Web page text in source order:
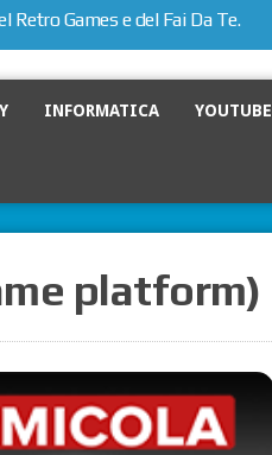
Games e del Fai Da Te.
INFORMATICA YOUTUBE
platform)